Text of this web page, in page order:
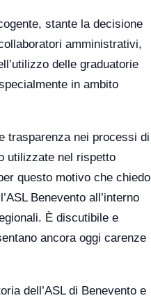
stante la decisione
amministrativi,
delle graduatorie
in ambito
trasparenza nei processi di
utilizzate nel rispetto
questo motivo che chiedo
Benevento all’interno
È discutibile e
ancora oggi carenze
dell’ASL di Benevento e